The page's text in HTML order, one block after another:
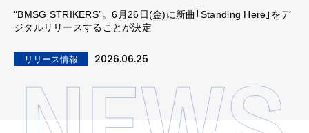
“BMSG STRIKERS”。6月26日(金)に新曲｢Standing Here｣をデ
ジタルリリースすることが決定
リリース情報 2026.06.25